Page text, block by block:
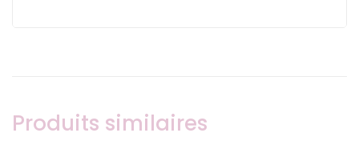
Produits similaires